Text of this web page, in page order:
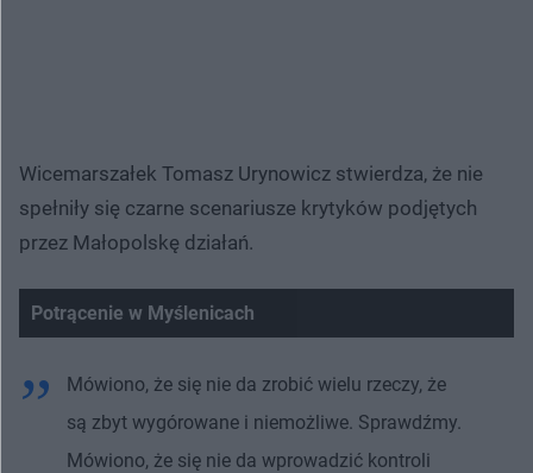
Wicemarszałek Tomasz Urynowicz stwierdza, że nie
spełniły się czarne scenariusze krytyków podjętych
przez Małopolskę działań.
Potrącenie w Myślenicach
Mówiono, że się nie da zrobić wielu rzeczy, że
są zbyt wygórowane i niemożliwe. Sprawdźmy.
Mówiono, że się nie da wprowadzić kontroli